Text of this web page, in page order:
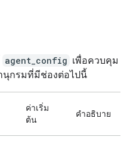
agent_config เพื่อควบคุม
นุกรมที่มีช่องต่อไปนี้
ค่าเริ่ม
ต้น
คำอธิบาย